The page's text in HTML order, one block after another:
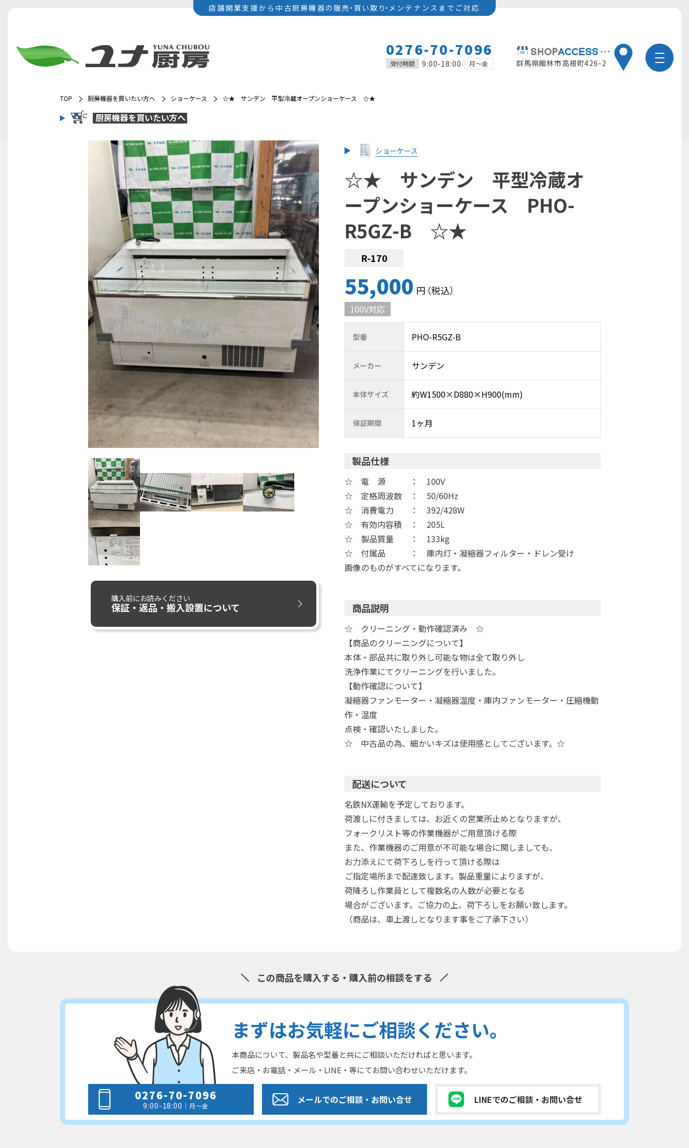
店舗開業支援から中古厨房機器の 販売・ 買い取 り・メンテナンスまでご対応
0276-70-7096
受付時間 9:00-18:00 月～金 群馬県館林市高根町426-2
TOP 厨房機器を買いたい方へ ショーケース ☆★ サンデン 平型冷蔵オープンショーケース ☆★
厨房機器を買いたい方へ
購入前にお読みください
保証・返品・搬入設置について
ショーケース
☆★ サンデン 平型冷蔵オ
ープンショーケース PHO-
R5GZ-B ☆★
R-170
55,000 円（税込）
100V対応
型番 PHO-R5GZ-B
メーカー サンデン
本体サイズ 約W1500×D880×H900(mm)
保証期間 1ヶ月
製品仕様
☆ 電 源 ： 100V
☆ 定格周波数 ： 50/60Hz
☆ 消費電力 ： 392/428W
☆ 有効内容積 ： 205L
☆ 製品質量 ： 133kg
☆ 付属品 ： 庫内灯・凝縮器フィルター・ドレン受け
画像のものがすべてになります。
商品説明
☆ クリーニング・動作確認済み ☆
【商品のクリーニングについて】
本体・部品共に取り外し可能な物は全て取り外し
洗浄作業にてクリーニングを行いました。
【動作確認について】
凝縮器ファンモーター・凝縮器温度・庫内ファンモーター・圧縮機動
作・温度
点検・確認いたしました。
☆ 中古品の為、細かいキズは使用感としてございます。☆
配送について
名鉄NX運輸を予定しております。
荷渡しに付きましては、お近くの営業所止めとなりますが、
フォークリスト等の作業機器がご用意頂ける際
また、作業機器のご用意が不可能な場合に関しましても、
お力添えにて荷下ろしを行って頂ける際は
ご指定場所まで配達致します。製品重量によりますが、
荷降ろし作業員として複数名の人数が必要となる
場合がございます。ご協力の上、荷下ろしをお願い致します。
（商品は、車上渡しとなります事をご了承下さい）
この商品を購入する・購入前の相談をする
まずはお気軽にご相談ください。
本商品について、製品名や型番と共にご相談いただければと思います。
ご来店・お電話・メール・LINE・等にてお問い合わせいただけます。
0276-70-7096
9:00-18:00 ｜月～金
メールでのご相談 ・お問い合せ LINEでのご相談 ・お問い合せ